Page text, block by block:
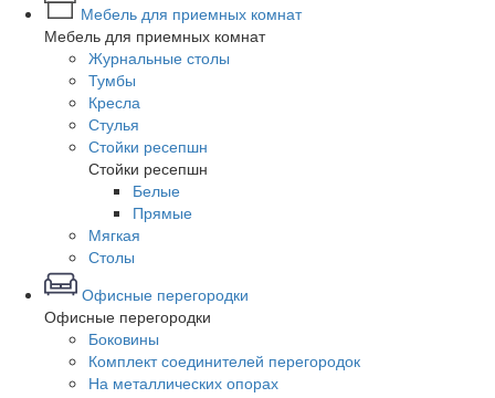
Мебель для приемных комнат
Мебель для приемных комнат
Журнальные столы
Тумбы
Кресла
Стулья
Стойки ресепшн
Стойки ресепшн
Белые
Прямые
Мягкая
Столы
Офисные перегородки
Офисные перегородки
Боковины
Комплект соединителей перегородок
На металлических опорах